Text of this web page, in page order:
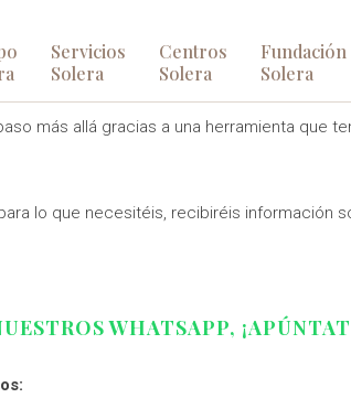
Servicios
Solera
Centros
Solera
Fundación
Solera
ESTAR CERCA DE
más allá gracias a una herramienta que
lo que necesitéis, recibiréis información
WHATSAPP,